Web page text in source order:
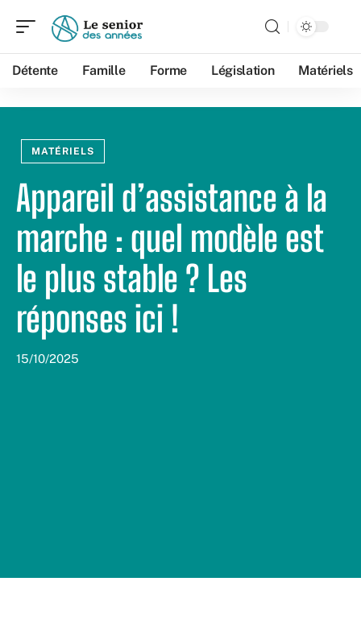
Détente Famille Forme Législation Matériels
MATÉRIELS
Appareil d’assistance à la
marche : quel modèle est
le plus stable ? Les
réponses ici !
15/10/2025